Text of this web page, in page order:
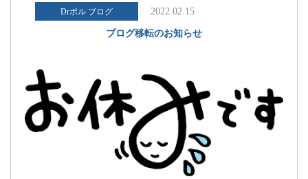
Drポル ブログ 2022.02.15
ブログ移転のお知らせ